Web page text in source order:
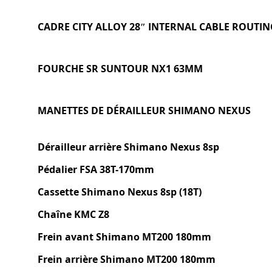
CADRE CITY ALLOY 28″ INTERNAL CABLE
FOURCHE SR SUNTOUR NX1 63MM
MANETTES DE DÉRAILLEUR SHIMANO NEXUS
Dérailleur arrière Shimano Nexus 8sp
Pédalier FSA 38T-170mm
Cassette Shimano Nexus 8sp (18T)
Chaîne KMC Z8
Frein avant Shimano MT200 180mm
Frein arrière Shimano MT200 180mm